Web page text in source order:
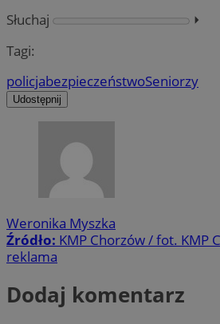
Słuchaj
⏵︎
Tagi:
policjabezpieczeństwoSeniorzy
Udostępnij
Weronika Myszka
Źródło: KMP Chorzów / fot. KMP
reklama
Dodaj komentarz